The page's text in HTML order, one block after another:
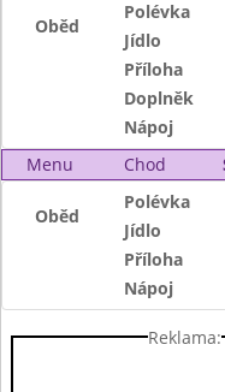
Oběd
Polévka
Jídlo
Příloha
Doplněk
Nápoj
Menu
Chod
Oběd
Polévka
Jídlo
Příloha
Nápoj
Reklama: